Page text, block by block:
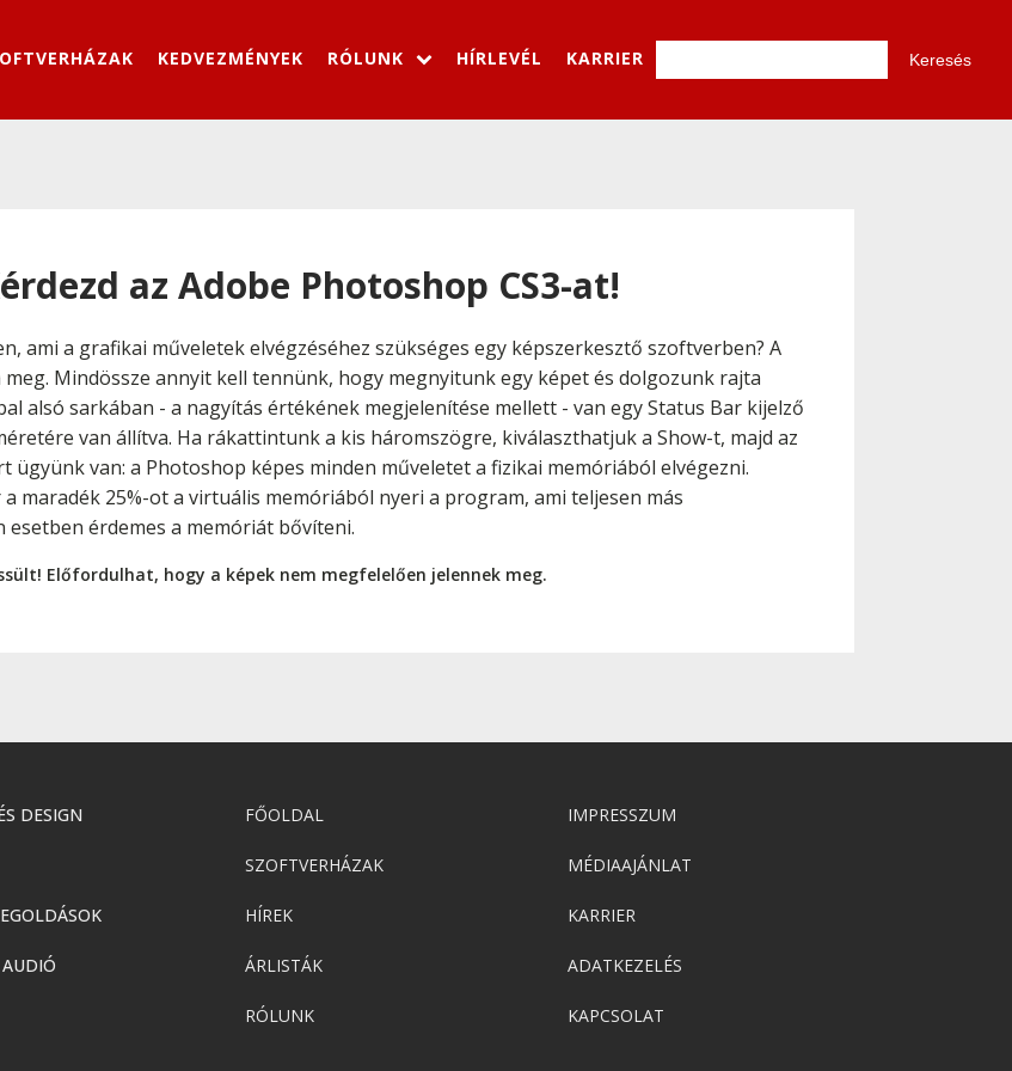
KEDVEZMÉNYEK RÓLUNK HÍRLEVÉL KARRIER
az Adobe Photoshop CS3-at!
ami a grafikai műveletek elvégzéséhez szükséges egy képszerkesztő szoftverben? A
meg. Mindössze annyit kell tennünk, hogy megnyitunk egy képet és dolgozunk rajta
alsó sarkában - a nagyítás értékének megjelenítése mellett - van egy Status Bar kijelző
van állítva. Ha rákattintunk a kis háromszögre, kiválaszthatjuk a Show-t, majd az
ügyünk van: a Photoshop képes minden műveletet a fizikai memóriából elvégezni.
maradék 25%-ot a virtuális memóriából nyeri a program, ami teljesen más
érdemes a memóriát bővíteni.
Előfordulhat, hogy a képek nem megfelelően jelennek meg.
DESIGN FŐOLDAL
SZOFTVERHÁZAK
HÍREK
ÁRLISTÁK
RÓLUNK
IMPRESSZUM
MÉDIAAJÁNLAT
KARRIER
ADATKEZELÉS
KAPCSOLAT